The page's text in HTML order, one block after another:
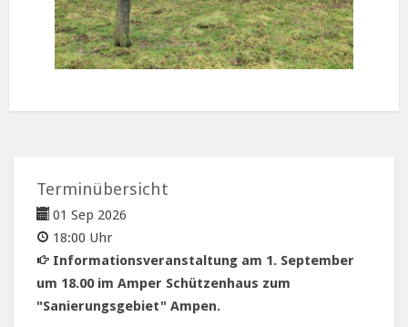
Terminübersicht
01 Sep 2026
18:00 Uhr
Informationsveranstaltung am 1. September
um 18.00 im Amper Schützenhaus zum
"Sanierungsgebiet" Ampen.